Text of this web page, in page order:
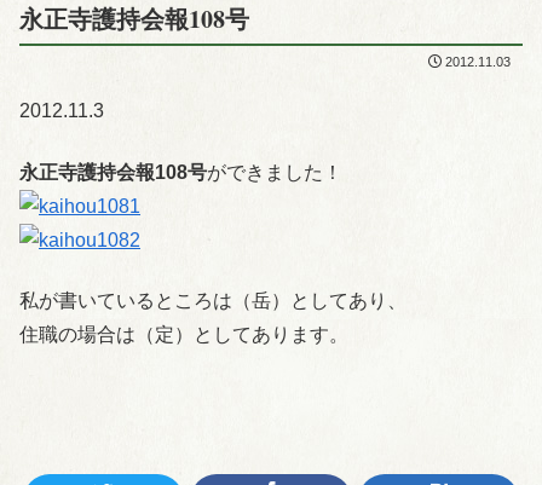
永正寺護持会報108号
2012.11.03
2012.11.3
永正寺護持会報108号ができました！
私が書いているところは（岳）としてあり、
住職の場合は（定）としてあります。